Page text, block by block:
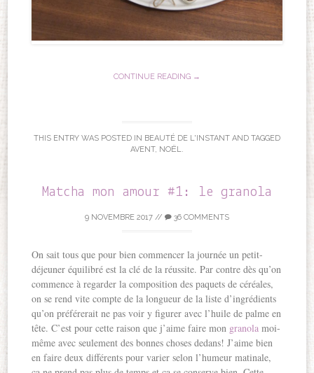
CONTINUE READING →
THIS ENTRY WAS POSTED IN BEAUTÉ DE L'INSTANT AND TAGGED
AVENT, NOËL
Matcha mon amour #1: le granola
9 NOVEMBRE 2017 // 36 COMMENTS
On sait tous que pour bien commencer la journée un petit-
déjeuner équilibré est la clé de la réussite. Par contre dès qu’on
commence à regarder la composition des paquets de céréales,
on se rend vite compte de la longueur de la liste d’ingrédients
qu’on préférerait ne pas voir y figurer avec l’huile de palme en
tête. C’est pour cette raison que j’aime faire mon granola moi-
même avec seulement des bonnes choses dedans! J’aime bien
en faire deux différents pour varier selon l’humeur matinale,